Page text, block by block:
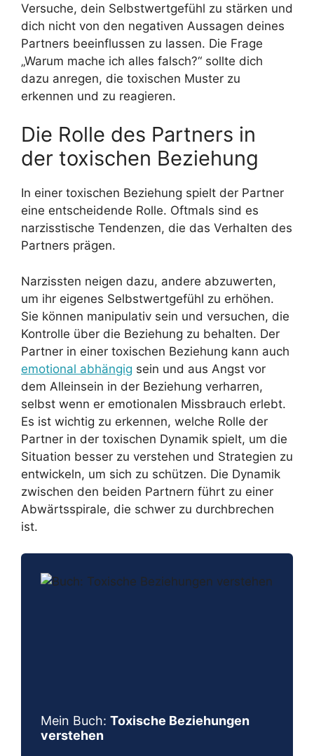
Versuche, dein Selbstwertgefühl zu stärken und
dich nicht von den negativen Aussagen deines
Partners beeinflussen zu lassen. Die Frage
„Warum mache ich alles falsch?“ sollte dich
dazu anregen, die toxischen Muster zu
erkennen und zu reagieren.
Die Rolle des Partners in
der toxischen Beziehung
In einer toxischen Beziehung spielt der Partner
eine entscheidende Rolle. Oftmals sind es
narzisstische Tendenzen, die das Verhalten des
Partners prägen.
Narzissten neigen dazu, andere abzuwerten,
um ihr eigenes Selbstwertgefühl zu erhöhen.
Sie können manipulativ sein und versuchen, die
Kontrolle über die Beziehung zu behalten. Der
Partner in einer toxischen Beziehung kann auch
emotional abhängig sein und aus Angst vor
dem Alleinsein in der Beziehung verharren,
selbst wenn er emotionalen Missbrauch erlebt.
Es ist wichtig zu erkennen, welche Rolle der
Partner in der toxischen Dynamik spielt, um die
Situation besser zu verstehen und Strategien zu
entwickeln, um sich zu schützen. Die Dynamik
zwischen den beiden Partnern führt zu einer
Abwärtsspirale, die schwer zu durchbrechen
ist.
Mein Buch: Toxische Beziehungen
verstehen